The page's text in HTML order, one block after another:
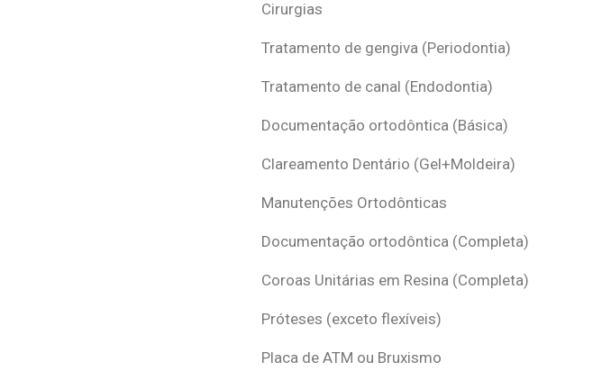
Cirurgias
Tratamento de gengiva (Periodontia)
Tratamento de canal (Endodontia)
Documentação ortodôntica (Básica)
Clareamento Dentário (Gel+Moldeira)
Manutenções Ortodônticas
Documentação ortodôntica (Completa)
Coroas Unitárias em Resina (Completa)
Próteses (exceto flexíveis)
Placa de ATM ou Bruxismo